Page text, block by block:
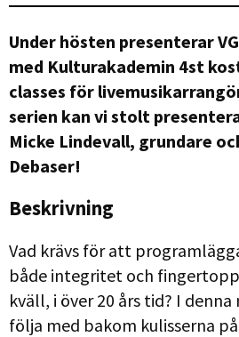
Under hösten presenterar
med Kulturakademin 4st
classes för
serien kan vi stolt
Micke Lindevall, grundare
Debaser!
Beskrivning
Vad krävs för att
både integritet och
kväll, i över 20 års tid? I
följa med bakom kulisserna